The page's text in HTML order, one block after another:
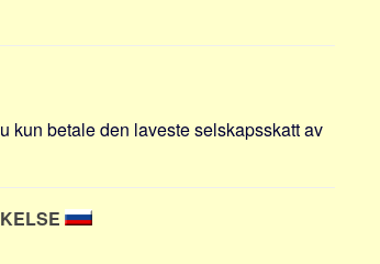
kun betale den laveste selskapsskatt av